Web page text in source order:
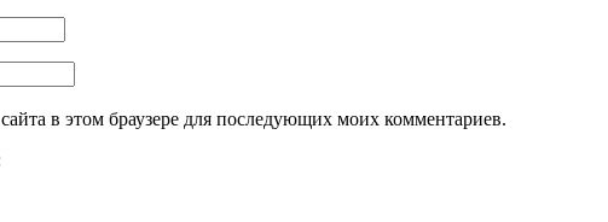
в этом браузере для последующих моих комментариев.